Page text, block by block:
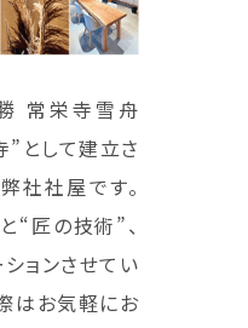
常栄寺雪舟
”として建立さ
社社屋です。
匠の技術”、
ョンさせてい
はお気軽にお